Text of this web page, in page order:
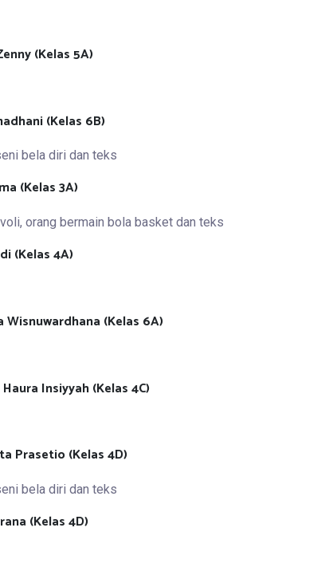
(Kelas 5A)
(Kelas 6B)
(Kelas 3A)
(Kelas 4A)
(Kelas 6A)
Insiyyah (Kelas 4C)
Prasetio (Kelas 4D)
(Kelas 4D)